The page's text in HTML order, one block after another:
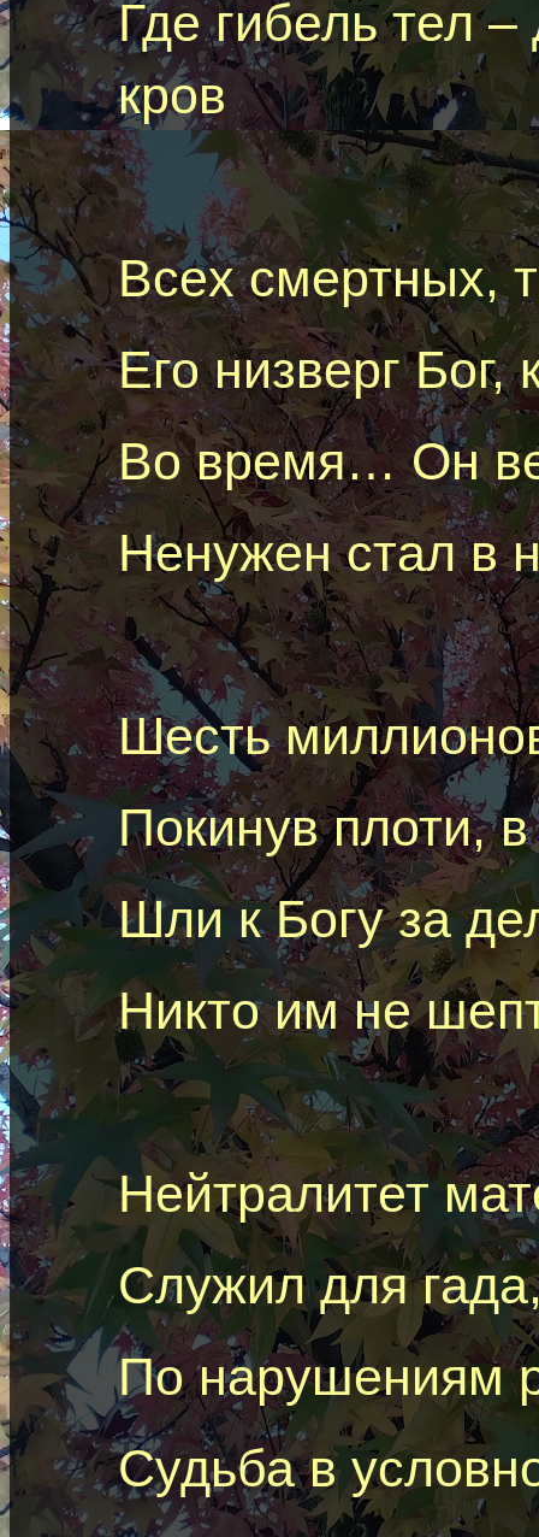
Где гибель тел
кров
Всеxсмертных,
Его низверг Бог,
Во время… Он
Ненуженстал в
Шесть
Покинув плоти,
Шли к Богу за
Никто им не
Нейтралитет
Служил длягада
По нарушениям
Судьба в